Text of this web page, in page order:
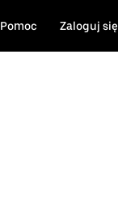
Pomoc Zaloguj się